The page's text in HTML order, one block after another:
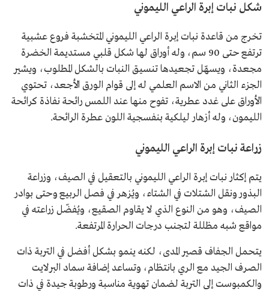
شكل نبات إبرة الراعي الليموني
تخرج من قاعدة نبات إبرة الراعي الليموني المتخشبة فروع عشبية
ترتفع حتى 90 سم، وله أوراق لها شكل قلبي مستديمة الخضرة
مجعدة، ويسهّل تجعيدها تنسيق النبات بالشكل المطلوب، ويشير
الجزء الثاني من الاسم العلمي له إلى قوام الورق الأجعد، تحتوي
الأوراق على غدد عطرية، تفوح منها عند اللمس رائحة نفاذة كرائحة
الليمون، وله أزهار ليلكية بنفسجية اللون عطرة الرائحة.
زراعة نبات إبرة الراعي الليموني
يتم إكثار نبات إبرة الراعي الليموني بالتعقيل في الصيف، وزراعة
البذور ونقل الشتلات في الشتاء، ويُزهر في فصل الربيع وحتى بوادر
الصيف، وهو من النوع الذي لا يقاوم الصقيع، ويُفضّل زراعته في
مواقع شبه مظللة لتجنب درجات الحرارة المرتفعة.
يتحمل الجفاف قصير المدى، لكنه ينمو بشكل أفضل في التربة ذات
الصرف الجيد مع الري بانتظام، وتساعد إضافة سماد البرلايت
والكمبوست إلى التربة لضمان تهوية مناسبة ورطوبة جيدة في ذات